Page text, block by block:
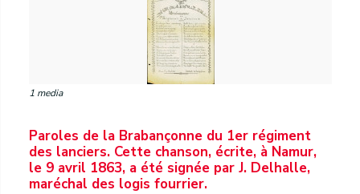
1 media
Paroles de la Brabançonne du 1er régiment
des lanciers. Cette chanson, écrite, à Namur,
le 9 avril 1863, a été signée par J. Delhalle,
maréchal des logis fourrier.